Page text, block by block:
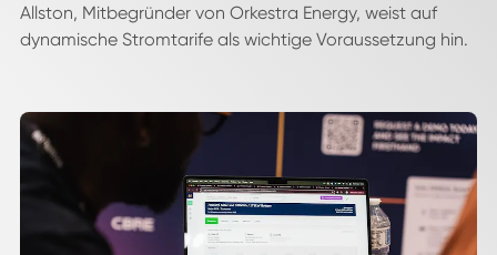
Allston, Mitbegründer von Orkestra Energy, weist auf
dynamische Stromtarife als wichtige Voraussetzung hin.